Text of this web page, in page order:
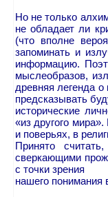
Но не только
не обладает ли
(что вполне
запоминать и
информацию.
мыслеобразов,
древняя легенда
предсказывать
исторические
«из другого
и поверьях, в
Принято
сверкающими
с точки зрения
нашего понимания